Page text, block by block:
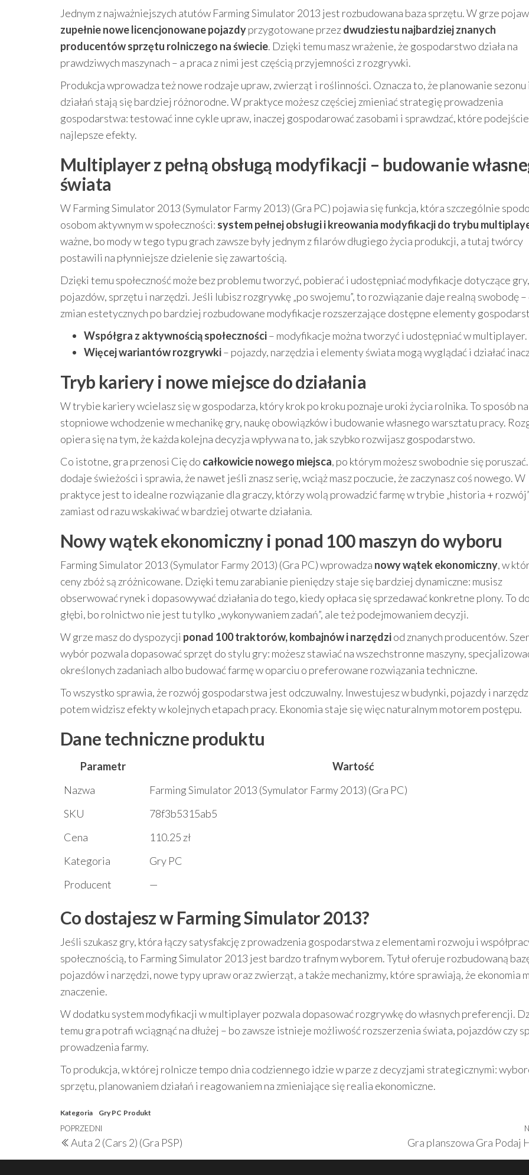
Jednym z najważniejszych atutów Farming Simulator 2013 jest rozbudowana baza sprzętu. W grze
zupełnie nowe licencjonowane pojazdyprzygotowane przezdwudziestu najbardziej znanych
producentów sprzętu rolniczego na świecie. Dzięki temu masz wrażenie, że gospodarstwo działa na
prawdziwych maszynach – a praca z nimi jest częścią przyjemności z rozgrywki.
Produkcja wprowadza też nowe rodzaje upraw, zwierząt i roślinności. Oznacza to, że planowanie
działań stają się bardziej różnorodne. W praktyce możesz częściej zmieniać strategię prowadzenia
gospodarstwa: testować inne cykle upraw, inaczej gospodarować zasobami i sprawdzać, które
najlepsze efekty.
Multiplayer z pełną obsługą modyfikacji – budowanie
świata
W Farming Simulator 2013 (Symulator Farmy 2013) (Gra PC) pojawia się funkcja, która szczególnie
osobom aktywnym w społeczności: system pełnej obsługi i kreowania modyfikacji do trybu
ważne, bo mody w tego typu grach zawsze były jednym z filarów długiego życia produkcji, a tutaj twórcy
postawili na płynniejsze dzielenie się zawartością.
Dzięki temu społeczność może bez problemu tworzyć, pobierać i udostępniać modyfikacje dotyczące gry,
pojazdów, sprzętu i narzędzi. Jeśli lubisz rozgrywkę „po swojemu”, to rozwiązanie daje realną swobodę –
zmian estetycznych po bardziej rozbudowane modyfikacje rozszerzające dostępne elementy
Współgra z aktywnością społeczności– modyfikacje można tworzyć i udostępniać w multiplayer.
Więcej wariantów rozgrywki– pojazdy, narzędzia i elementy świata mogą wyglądać i działać
Tryb kariery i nowe miejsce do działania
W trybie kariery wcielasz się w gospodarza, który krok po kroku poznaje uroki życia rolnika. To sposób na
stopniowe wchodzenie w mechanikę gry, naukę obowiązków i budowanie własnego warsztatu pracy.
opiera się na tym, że każda kolejna decyzja wpływa na to, jak szybko rozwijasz gospodarstwo.
Co istotne, gra przenosi Cię do całkowicie nowego miejsca, po którym możesz swobodnie się
dodaje świeżości i sprawia, że nawet jeśli znasz serię, wciąż masz poczucie, że zaczynasz coś nowego. W
praktyce jest to idealne rozwiązanie dla graczy, którzy wolą prowadzić farmę w trybie „historia +
zamiast od razu wskakiwać w bardziej otwarte działania.
Nowy wątek ekonomiczny i ponad 100 maszyn do wyboru
Farming Simulator 2013 (Symulator Farmy 2013) (Gra PC) wprowadza nowy wątek ekonomiczny, w
ceny zbóż są zróżnicowane. Dzięki temu zarabianie pieniędzy staje się bardziej dynamiczne: musisz
obserwować rynek i dopasowywać działania do tego, kiedy opłaca się sprzedawać konkretne plony. To
głębi, bo rolnictwo nie jest tu tylko „wykonywaniem zadań”, ale też podejmowaniem decyzji.
W grze masz do dyspozycji ponad 100 traktorów, kombajnów i narzędziod znanych producentów.
wybór pozwala dopasować sprzęt do stylu gry: możesz stawiać na wszechstronne maszyny,
określonych zadaniach albo budować farmę w oparciu o preferowane rozwiązania techniczne.
To wszystko sprawia, że rozwój gospodarstwa jest odczuwalny. Inwestujesz w budynki, pojazdy i
potem widzisz efekty w kolejnych etapach pracy. Ekonomia staje się więc naturalnym motorem postępu.
Dane techniczne produktu
Parametr
Wartość
Nazwa
Farming Simulator 2013 (Symulator Farmy 2013) (Gra PC)
SKU
78f3b5315ab5
Cena
110.25 zł
Kategoria
Gry PC
Producent
—
Co dostajesz w Farming Simulator 2013?
Jeśli szukasz gry, która łączy satysfakcję z prowadzenia gospodarstwa z elementami rozwoju i
społecznością, to Farming Simulator 2013 jest bardzo trafnym wyborem. Tytuł oferuje rozbudowaną
pojazdów i narzędzi, nowe typy upraw oraz zwierząt, a także mechanizmy, które sprawiają, że ekonomia
znaczenie.
W dodatku system modyfikacji w multiplayer pozwala dopasować rozgrywkę do własnych preferencji.
temu gra potrafi wciągnąć na dłużej – bo zawsze istnieje możliwość rozszerzenia świata, pojazdów czy
prowadzenia farmy.
To produkcja, w której rolnicze tempo dnia codziennego idzie w parze z decyzjami strategicznymi:
sprzętu, planowaniem działań i reagowaniem na zmieniające się realia ekonomiczne.
Kategoria Gry PC Produkt
Nawigacja
wpisu
Poprzedni
wpis
POPRZEDNI
Auta 2 (Cars 2) (Gra PSP) Gra planszowa Gra Podaj